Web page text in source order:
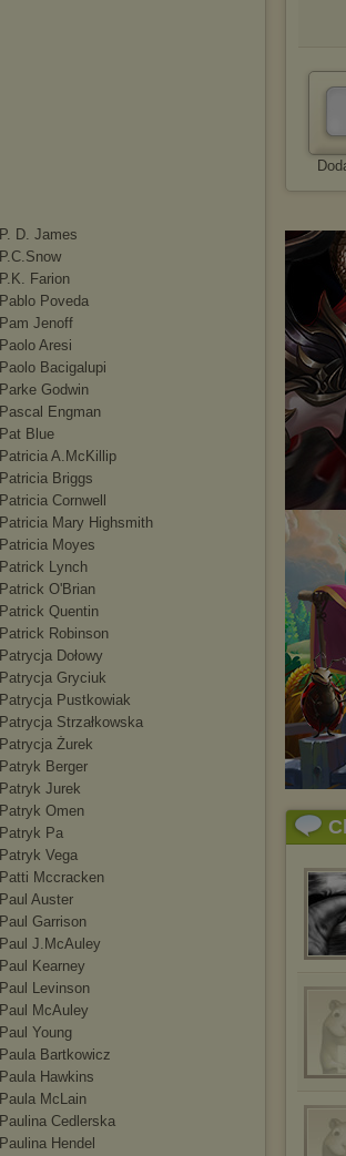
P. D. James
P.C.Snow
P.K. Farion
Pablo Poveda
Pam Jenoff
Paolo Aresi
Paolo Bacigalupi
Parke Godwin
Pascal Engman
Pat Blue
Patricia A.McKillip
Patricia Briggs
Patricia Cornwell
Patricia Mary Highsmith
Patricia Moyes
Patrick Lynch
Patrick O'Brian
Patrick Quentin
Patrick Robinson
Patrycja Dołowy
Patrycja Gryciuk
Patrycja Pustkowiak
Patrycja Strzałkowska
Patrycja Żurek
Patryk Berger
Patryk Jurek
Patryk Omen
Patryk Pa
Patryk Vega
Patti Mccracken
Paul Auster
Paul Garrison
Paul J.McAuley
Paul Kearney
Paul Levinson
Paul McAuley
Paul Young
Paula Bartkowicz
Paula Hawkins
Paula McLain
Paulina Cedlerska
Paulina Hendel